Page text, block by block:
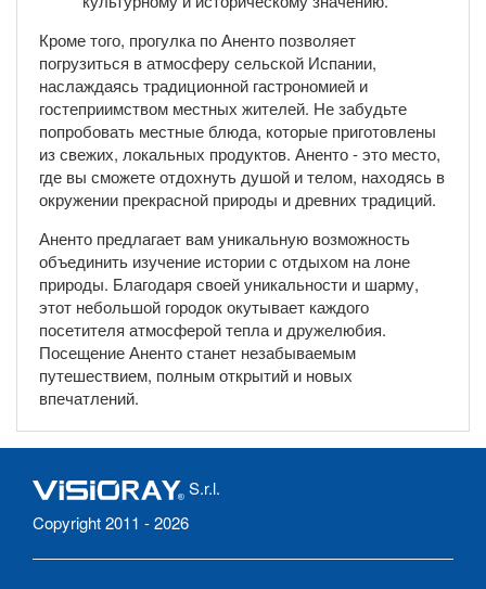
Кроме того, прогулка по Аненто позволяет
погрузиться в атмосферу сельской Испании,
наслаждаясь традиционной гастрономией и
гостеприимством местных жителей. Не забудьте
попробовать местные блюда, которые приготовлены
из свежих, локальных продуктов. Аненто - это место,
где вы сможете отдохнуть душой и телом, находясь в
окружении прекрасной природы и древних традиций.
Аненто предлагает вам уникальную возможность
объединить изучение истории с отдыхом на лоне
природы. Благодаря своей уникальности и шарму,
этот небольшой городок окутывает каждого
посетителя атмосферой тепла и дружелюбия.
Посещение Аненто станет незабываемым
путешествием, полным открытий и новых
впечатлений.
S.r.l.
Copyright 2011 - 2026